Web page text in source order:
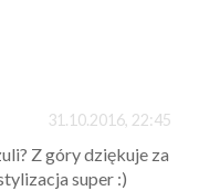
31.10.2016, 22:45
Z góry dziękuje za
super :)